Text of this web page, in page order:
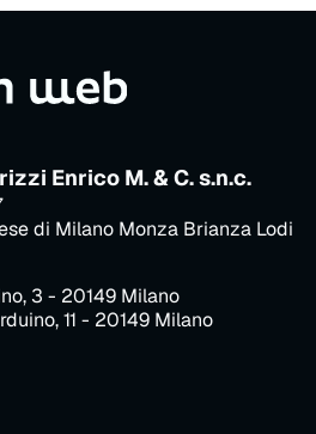
Enrico M. & C. s.n.c.
di Milano Monza Brianza Lodi
3 - 20149 Milano
11 - 20149 Milano